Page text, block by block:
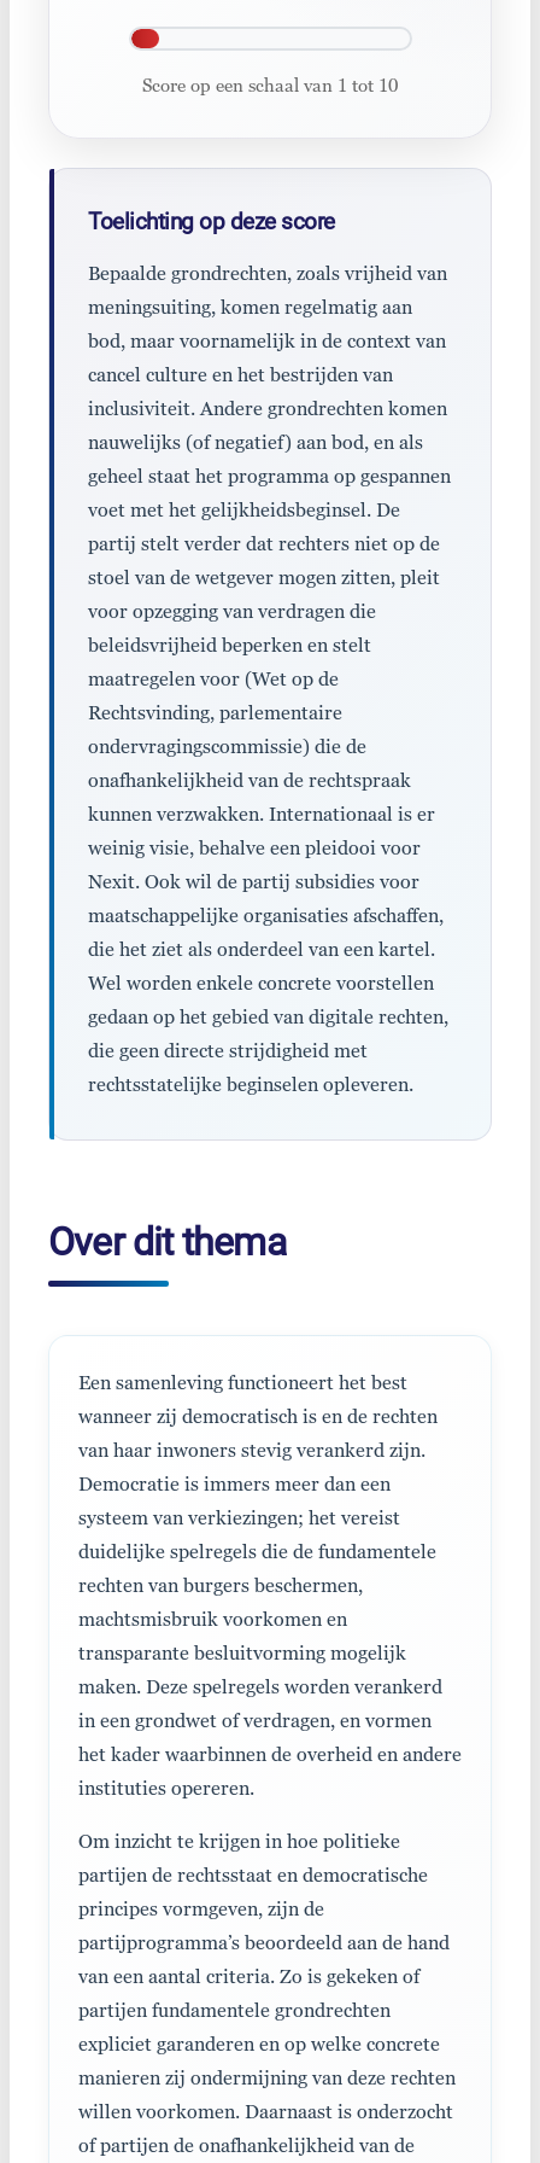
Score op een schaal van 1 tot 10
Toelichting op deze score
Bepaalde grondrechten, zoals vrijheid van
meningsuiting, komen regelmatig aan
bod, maar voornamelijk in de context van
cancel culture en het bestrijden van
inclusiviteit. Andere grondrechten komen
nauwelijks (of negatief) aan bod, en als
geheel staat het programma op gespannen
voet met het gelijkheidsbeginsel. De
partij stelt verder dat rechters niet op de
stoel van de wetgever mogen zitten, pleit
voor opzegging van verdragen die
beleidsvrijheid beperken en stelt
maatregelen voor (Wet op de
Rechtsvinding, parlementaire
ondervragingscommissie) die de
onafhankelijkheid van de rechtspraak
kunnen verzwakken. Internationaal is er
weinig visie, behalve een pleidooi voor
Nexit. Ook wil de partij subsidies voor
maatschappelijke organisaties afschaffen,
die het ziet als onderdeel van een kartel.
Wel worden enkele concrete voorstellen
gedaan op het gebied van digitale rechten,
die geen directe strijdigheid met
rechtsstatelijke beginselen opleveren.
Over dit thema
Een samenleving functioneert het best
wanneer zij democratisch is en de rechten
van haar inwoners stevig verankerd zijn.
Democratie is immers meer dan een
systeem van verkiezingen; het vereist
duidelijke spelregels die de fundamentele
rechten van burgers beschermen,
machtsmisbruik voorkomen en
transparante besluitvorming mogelijk
maken. Deze spelregels worden verankerd
in een grondwet of verdragen, en vormen
het kader waarbinnen de overheid en andere
instituties opereren.
Om inzicht te krijgen in hoe politieke
partijen de rechtsstaat en democratische
principes vormgeven, zijn de
partijprogramma’s beoordeeld aan de hand
van een aantal criteria. Zo is gekeken of
partijen fundamentele grondrechten
expliciet garanderen en op welke concrete
manieren zij ondermijning van deze rechten
willen voorkomen. Daarnaast is onderzocht
of partijen de onafhankelijkheid van de